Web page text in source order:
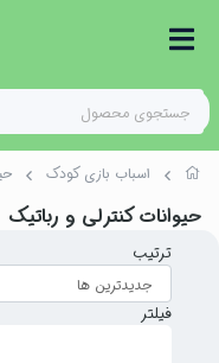
اسباب بازی کودک
حیوانات کنترلی و رباتیک
ترتیب
فیلتر